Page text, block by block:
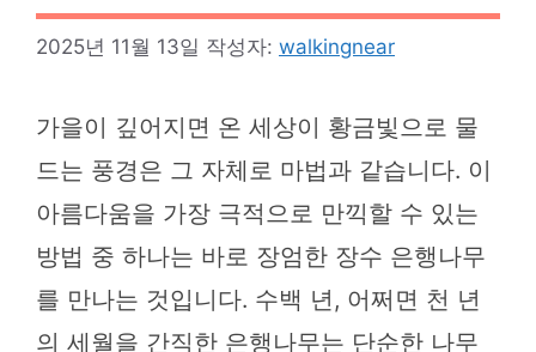
2025년 11월 13일 작성자: walkingnear
가을이 깊어지면 온 세상이 황금빛으로 물
드는 풍경은 그 자체로 마법과 같습니다. 이
아름다움을 가장 극적으로 만끽할 수 있는
방법 중 하나는 바로 장엄한 장수 은행나무
를 만나는 것입니다. 수백 년, 어쩌면 천 년
의 세월을 간직한 은행나무는 단순한 나무